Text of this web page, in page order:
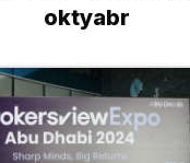
oktyabr